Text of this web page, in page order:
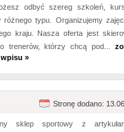
odbyć szereg szkoleń,
różnego typu. Organizujemy
kraju. Nasza oferta jest
trenerów, którzy chcą pod...
wpisu »
Stronę dodano:
sklep sportowy z